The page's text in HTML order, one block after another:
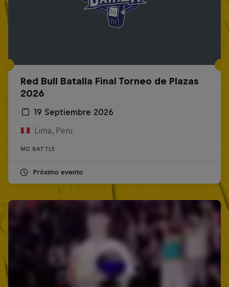
Red Bull Batalla Final Torneo de Plazas
2026
19 Septiembre 2026
Lima, Peru
MC BATTLE
Próximo evento